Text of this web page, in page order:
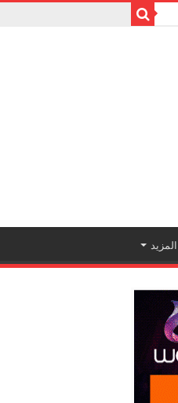
المزيد